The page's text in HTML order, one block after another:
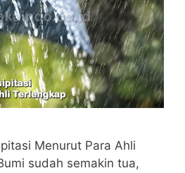
Menurut Para Ahli
sudah semakin tua,